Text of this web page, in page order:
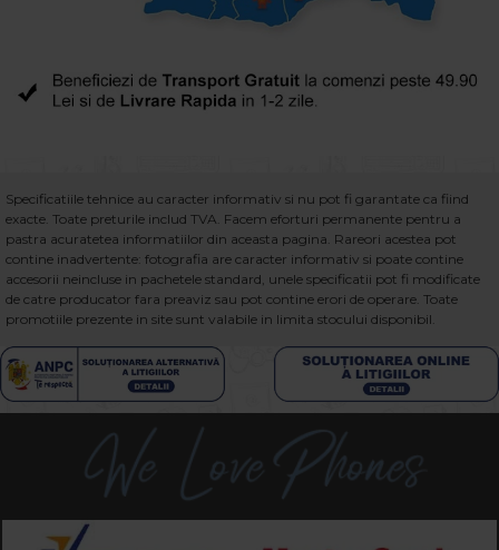
Specificatiile tehnice au caracter informativ si nu pot fi garantate ca fiind
exacte. Toate preturile includ TVA. Facem eforturi permanente pentru a
pastra acuratetea informatiilor din aceasta pagina. Rareori acestea pot
contine inadvertente: fotografia are caracter informativ si poate contine
accesorii neincluse in pachetele standard, unele specificatii pot fi modificate
de catre producator fara preaviz sau pot contine erori de operare. Toate
promotiile prezente in site sunt valabile in limita stocului disponibil.